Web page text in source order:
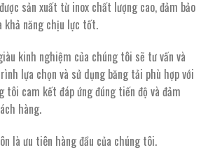
sản xuất từ inox chất lượng cao, đảm bảo
khả năng chịu lực tốt.
kinh nghiệm của chúng tôi sẽ tư vấn và
lựa chọn và sử dụng băng tải phù hợp với
tôi cam kết đáp ứng đúng tiến độ và đảm
hàng.
là ưu tiên hàng đầu của chúng tôi.